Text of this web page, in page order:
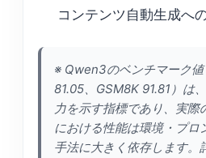
コンテンツ自動生成へ
※ Qwen3のベンチマーク
81.05、GSM8K 91.81）は
力を示す指標であり、実際
における性能は環境・プロ
手法に大きく依存します。